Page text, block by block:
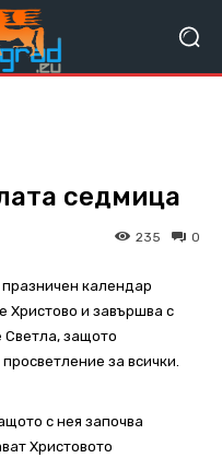
седмица
0
235
календар
Христово и завършва с
Светла, защото
за всички.
с нея започва
Христовото